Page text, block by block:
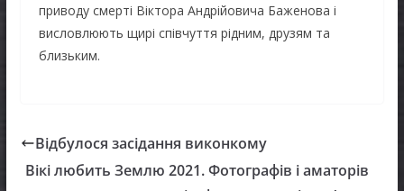
приводу смерті Віктора Андрійовича Баженова і
висловлюють щирі співчуття рідним, друзям та
близьким.
Відбулося засідання виконкому
Вікі любить Землю 2021. Фотографів і аматорів